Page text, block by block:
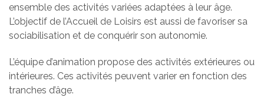
ensemble des activités variées adaptées à leur âge.
L’objectif de l’Accueil de Loisirs est aussi de favoriser sa
sociabilisation et de conquérir son autonomie.
L’équipe d’animation propose des activités extérieures ou
intérieures. Ces activités peuvent varier en fonction des
tranches d’âge.